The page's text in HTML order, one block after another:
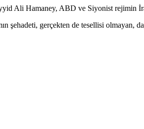
Ali Hamaney, ABD ve Siyonist rejimin
şehadeti, gerçekten de tesellisi olmayan,